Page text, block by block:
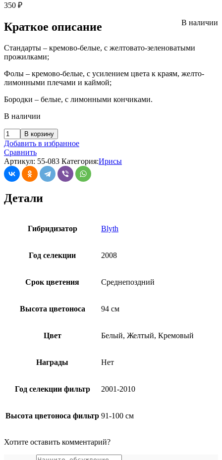
350 ₽
В наличии
Краткое описание
Стандарты – кремово-белые, с желтовато-зеленоватыми
прожилками;
Фолы – кремово-белые, с усилением цвета к краям, желто-
лимонными плечами и каймой;
Бородки – белые, с лимонными кончиками.
В наличии
В корзину
Добавить в избранное
Сравнить
Артикул: 55-083 Категория:Ирисы
Детали
Гибридизатор Blyth
Год селекции 2008
Срок цветения Среднепоздний
Высота цветоноса 94 см
Цвет Белый, Желтый, Кремовый
Награды Нет
Год селекции фильтр 2001-2010
Высота цветоноса фильтр 91-100 см
Хотите оставить комментарий?